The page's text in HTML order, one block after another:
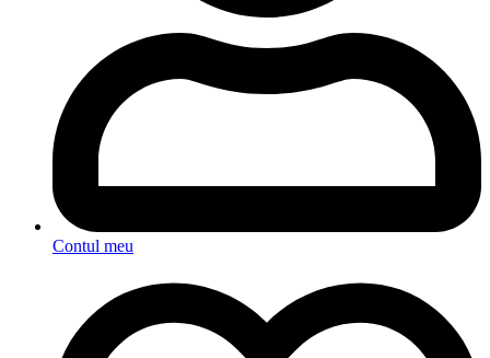
Contul meu